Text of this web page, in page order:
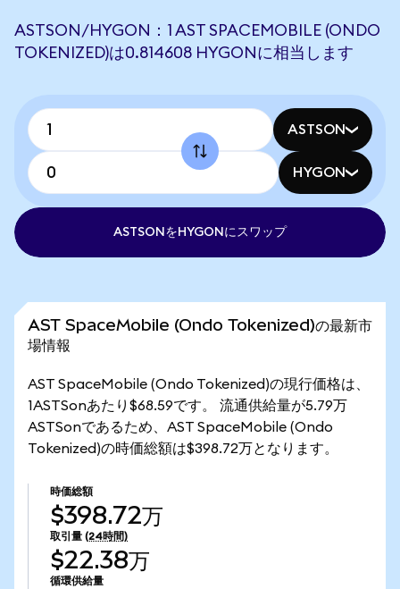
ASTSON/HYGON：1 AST SPACEMOBILE (ONDO
TOKENIZED)は0.814608 HYGONに相当します
ASTSON
HYGON
ASTSONをHYGONにスワップ
AST SpaceMobile (Ondo Tokenized)の最新市
場情報
AST SpaceMobile (Ondo Tokenized)の現行価格は、
1ASTSonあたり$68.59です。 流通供給量が5.79万
ASTSonであるため、AST SpaceMobile (Ondo
Tokenized)の時価総額は$398.72万となります。
時価総額
$398.72万
取引量 (24時間)
$22.38万
循環供給量